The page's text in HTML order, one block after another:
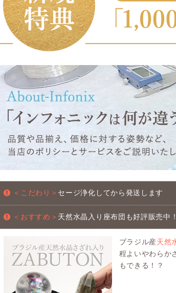
＜こだわり＞ セージ浄化してから発送します
＜おすすめ＞ 天然水晶入り座布団も好評販売中！
ブラジル産天然
程よいやわらか
もできる！？